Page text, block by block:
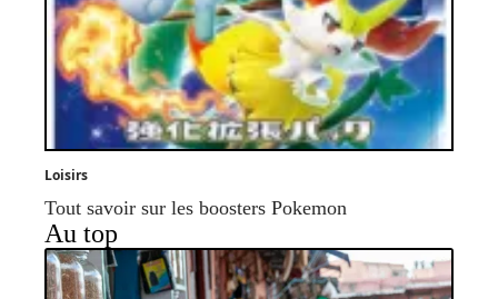
Loisirs
Tout savoir sur les boosters Pokemon
Au top